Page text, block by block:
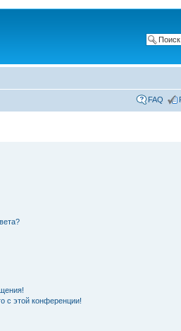
FAQ
с этой конференции!